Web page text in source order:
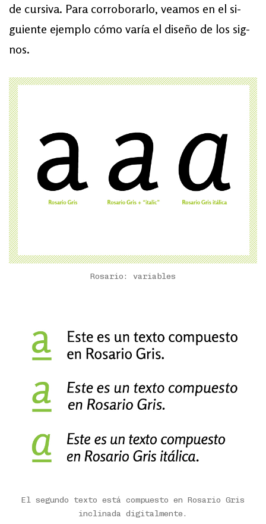
de cur­si­va. Pa­ra co­rro­bo­rar­lo, vea­mos en el si­
guien­te ejem­plo có­mo va­ría el di­se­ño de los sig­
nos.
Rosario: variables
El segundo texto está compuesto en Rosario Gris
inclinada digitalmente.